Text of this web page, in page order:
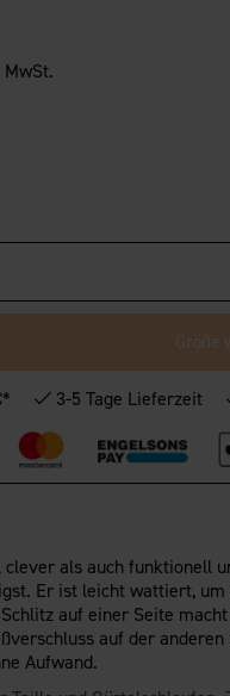
Größe
3-5 Tage Lieferzeit
als auch funktionell
Er ist leicht wattiert,
auf einer Seite
auf der
Aufwand.